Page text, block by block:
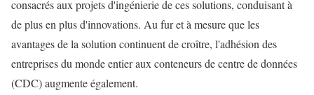
consacrés aux projets d'ingénierie de ces solutions, conduisant à
de plus en plus d'innovations. Au fur et à mesure que les
avantages de la solution continuent de croître, l'adhésion des
entreprises du monde entier aux conteneurs de centre de données
(CDC) augmente également.